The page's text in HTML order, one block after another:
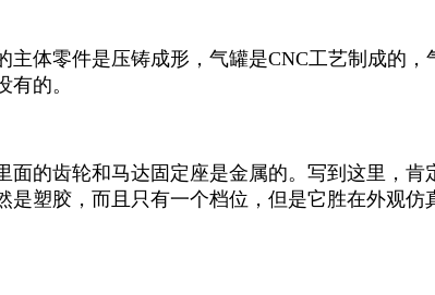
体零件是压铸成形，气罐是CNC工艺制成的
的。
的齿轮和马达固定座是金属的。写到这里，肯
塑胶，而且只有一个档位，但是它胜在外观